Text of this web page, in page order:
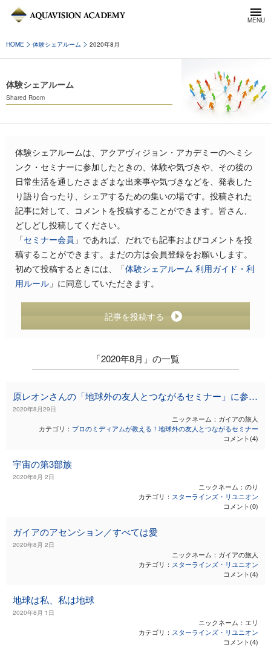
HOME 体験シェアルーム 2020年8月
体験シェアルーム
Shared Room
体験シェアルームは、アクアヴィジョン・アカデミーのヘミシ
ンク・セミナーに参加したときの、体験や気づきや、その後の
日常生活を通したさまざまな出来事や気づきなどを、発表した
り語り合ったり、シェアするための集いの場です。投稿された
記事に対して、コメントを投稿することができます。皆さん、
どしどし投稿してください。
「セミナー会員 」であれば、だれでも記事およびコメントを投
稿することができます。まだの方は会員登録をお願いします。
初めて投稿するときには、「体験シェアルーム 利用ガイド・利
用ルール 」に同意していただきます。
記事を投稿する
「2020年8月」の一覧
原レオンさんの「地球外の友人とつながるセミナー」に参加して
2020年8月29日
ニックネーム：ガイアの旅人
カテゴリ： プロのミディアムが教える！地球外の友人とつながるセミナー
コメント(4)
宇宙の第3部族
2020年8月 2日
ニックネーム：のり
カテゴリ： スターラインズ・リユニオン
コメント(0)
ガイアのアセンション／すべては愛
2020年8月 2日
ニックネーム：ガイアの旅人
カテゴリ： スターラインズ・リユニオン
コメント(4)
地球は私、私は地球
2020年8月 1日
ニックネーム：エリ
カテゴリ： スターラインズ・リユニオン
コメント(4)